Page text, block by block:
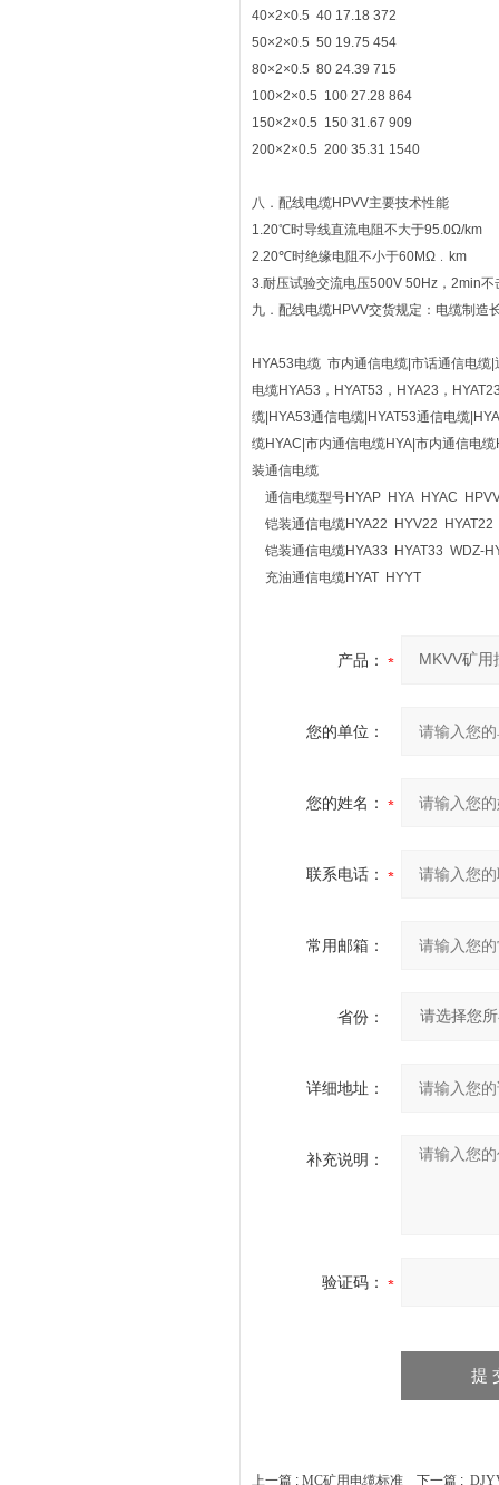
40×2×0.5 40 17.18 372
50×2×0.5 50 19.75 454
80×2×0.5 80 24.39 715
100×2×0.5 100 27.28 864
150×2×0.5 150 31.67 909
200×2×0.5 200 35.31 1540
八．配线电缆HPVV主要技术性能
1.20℃时导线直流电阻不大于95.0Ω/km
2.20℃时绝缘电阻不小于60MΩ﹒km
3.耐压试验交流电压500V 50Hz，2min不
九．配线电缆HPVV交货规定：电缆制造
HYA53电缆 市内通信电缆|市话通信电缆
电缆HYA53，HYAT53，HYA23，
缆|HYA53通信电缆|HYAT53通信电缆
缆HYAC|市内通信电缆HYA|市内通信电
装通信电缆
通信电缆型号HYAP HYA HYAC
铠装通信电缆HYA22 HYV22
铠装通信电缆HYA33 HYAT33 WDZ-
充油通信电缆HYAT HYYT
产品：
您的单位：
您的姓名：
联系电话：
常用邮箱：
省份：
详细地址：
补充说明：
验证码：
上一篇 : MC矿用电缆标准 下一篇 :